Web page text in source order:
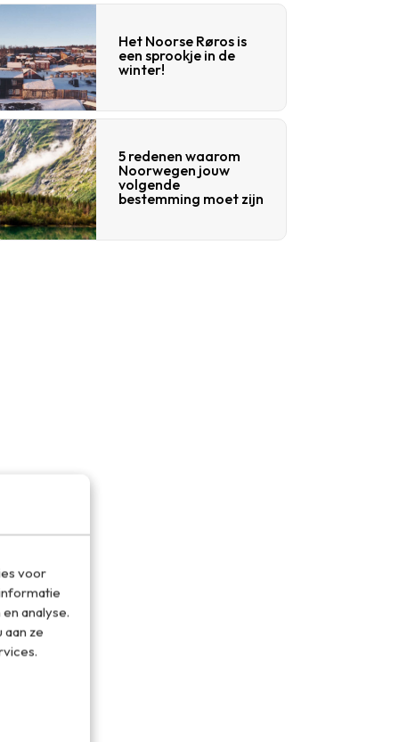
voor
analyse.
ze
Het Noorse Røros is
een sprookje in de
winter!
5 redenen waarom
Noorwegen jouw
volgende
bestemming moet zijn